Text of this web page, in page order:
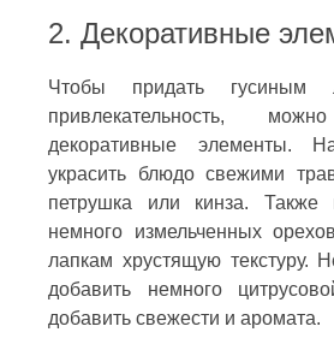
2. Декоративные
Чтобы придать гусиным
привлекательность,
декоративные элементы.
украсить блюдо свежими
петрушка или кинза. Также
немного измельченных
лапкам хрустящую текстуру.
добавить немного
добавить свежести и аромата.